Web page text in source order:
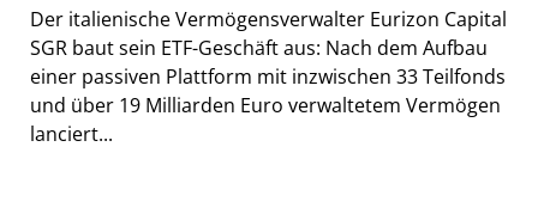
Der italienische Vermögensverwalter Eurizon Capital
SGR baut sein ETF-Geschäft aus: Nach dem Aufbau
einer passiven Plattform mit inzwischen 33 Teilfonds
und über 19 Milliarden Euro verwaltetem Vermögen
lanciert...